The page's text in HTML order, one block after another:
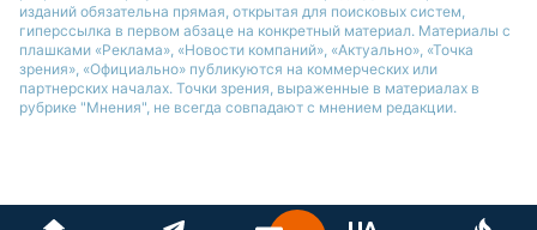
изданий обязательна прямая, открытая для поисковых систем,
гиперссылка в первом абзаце на конкретный материал. Материалы с
плашками «Реклама», «Новости компаний», «Актуально», «Точка
зрения», «Официально» публикуются на коммерческих или
партнерских началах. Точки зрения, выраженные в материалах в
рубрике "Мнения", не всегда совпадают с мнением редакции.